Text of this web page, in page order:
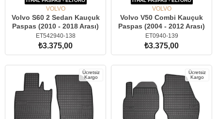
VOLVO
Volvo S60 2 Sedan Kauçuk
Paspas (2010 - 2018 Arası)
ET542940-138
₺3.375,00
VOLVO
Volvo V50 Combi Kauçuk
Paspas (2004 - 2012 Arası)
ET0940-139
₺3.375,00
Ücretsiz
Kargo
Ücretsiz
Kargo